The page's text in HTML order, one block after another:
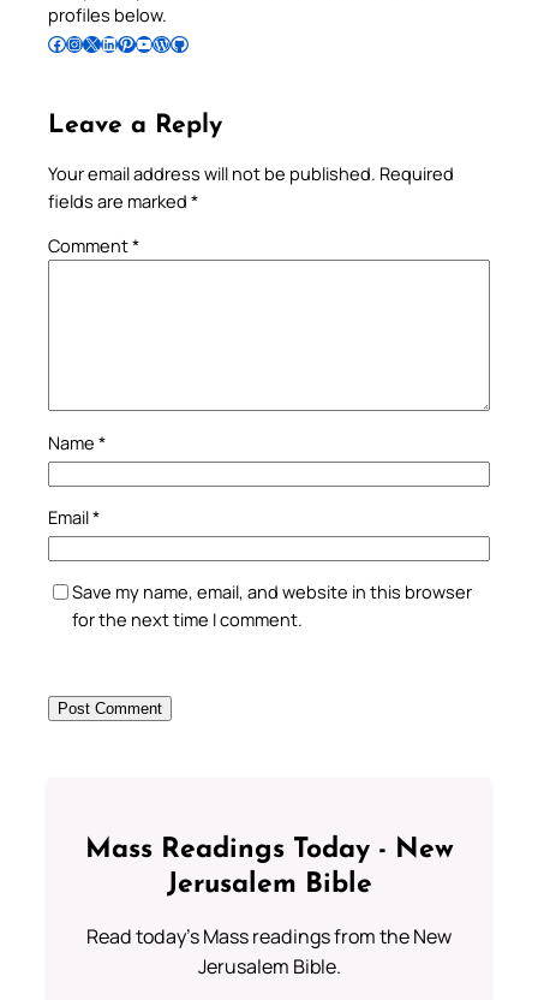
profiles below.
Follow Pradeep on Facebook Follow Pradeep on InstagramFollow Pradeep on X Follow Pradeep on LinkedIn Follow Pradeep on Pinterest Subscribe to Pradeep’s Youtube Channel Follow Pradeep on WordPress Follow Pradeep on GitHub
Leave a Reply
Your email address will not be published. Required
fields are marked *
Comment*
Name *
Email*
Save my name, email, and website in this browser
for the next time I comment.
Mass Readings Today - New
Jerusalem Bible
Read today's Mass readings from the New
Jerusalem Bible.